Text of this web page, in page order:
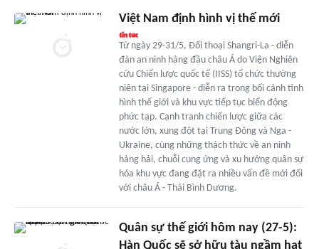
Việt Nam định hình vị thế mới
Từ ngày 29-31/5, Đối thoại Shangri-La - diễn
đàn an ninh hàng đầu châu Á do Viện Nghiên
cứu Chiến lược quốc tế (IISS) tổ chức thường
niên tại Singapore - diễn ra trong bối cảnh tình
hình thế giới và khu vực tiếp tục biến động
phức tạp. Cạnh tranh chiến lược giữa các
nước lớn, xung đột tại Trung Đông và Nga -
Ukraine, cùng những thách thức về an ninh
hàng hải, chuỗi cung ứng và xu hướng quân sự
hóa khu vực đang đặt ra nhiều vấn đề mới đối
với châu Á - Thái Bình Dương.
Quân sự thế giới hôm nay (27-5):
Hàn Quốc sẽ sở hữu tàu ngầm hạt